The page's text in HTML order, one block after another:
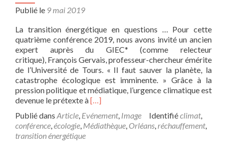
Publié le 9 mai 2019
La transition énergétique en questions … Pour cette
quatrième conférence 2019, nous avons invité un ancien
expert auprès du GIEC* (comme relecteur
critique), François Gervais, professeur-chercheur émérite
de l’Université de Tours. « Il faut sauver la planète, la
catastrophe écologique est imminente. » Grâce à la
pression politique et médiatique, l’urgence climatique est
devenue le prétexte àEn
plus
surConférence
[…]
Publié dans Article, Evénement, Image Identifiéclimat,
conférence,écologie, Médiathèque, Orléans,réchauffement,
transition énergétique